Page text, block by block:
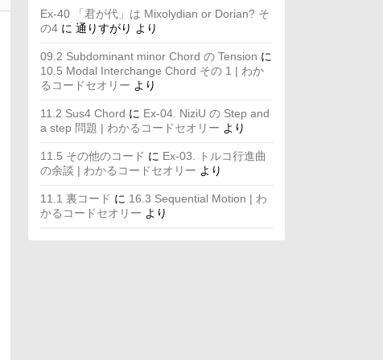
Ex-40 「君が代」は Mixolydian or Dorian? そ
の4 に 通りすがり より
09.2 Subdominant minor Chord の Tension に
10.5 Modal Interchange Chord その 1 | わか
るコードセオリー より
11.2 Sus4 Chord に Ex-04. NiziU の Step and
a step 問題 | わかるコードセオリー より
11.5 その他のコード に Ex-03. トルコ行進曲
の余談 | わかるコードセオリー より
11.1 裏コード に 16.3 Sequential Motion | わ
かるコードセオリー より